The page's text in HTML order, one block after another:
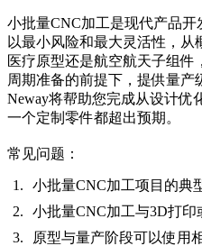
小批量CNC加工是现代产品
以最小风险和最大灵活性，
医疗原型还是航空航天子组
周期准备的前提下，提供量产
Neway将帮助您完成从设计优
一个定制零件都超出预期。
常见问题：
小批量CNC加工项目的典
小批量CNC加工与3D打印
原型与量产阶段可以使用